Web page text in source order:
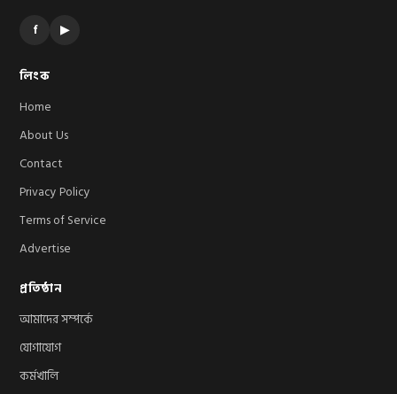
f ▶
লিংক
Home
About Us
Contact
Privacy Policy
Terms of Service
Advertise
প্রতিষ্ঠান
আমাদের সম্পর্কে
যোগাযোগ
কর্মখালি